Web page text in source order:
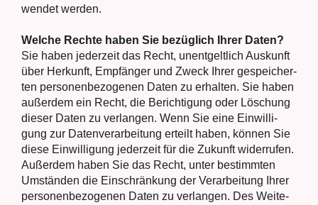
wen­det wer­den.
Wel­che Rech­te haben Sie bezüg­lich Ihrer Daten?
Sie haben jeder­zeit das Recht, unent­gelt­lich Aus­kunft
über Her­kunft, Emp­fän­ger und Zweck Ihrer gespei­cher­
ten per­so­nen­be­zo­ge­nen Daten zu erhal­ten. Sie haben
außer­dem ein Recht, die Berich­ti­gung oder Löschung
die­ser Daten zu ver­lan­gen. Wenn Sie eine Ein­wil­li­
gung zur Daten­ver­ar­bei­tung erteilt haben, kön­nen Sie
die­se Ein­wil­li­gung jeder­zeit für die Zukunft wider­ru­fen.
Außer­dem haben Sie das Recht, unter bestimm­ten
Umstän­den die Ein­schrän­kung der Ver­ar­bei­tung Ihrer
per­so­nen­be­zo­ge­nen Daten zu ver­lan­gen. Des Wei­te­